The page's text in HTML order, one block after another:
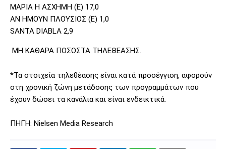
ΜΑΡΙΑ Η ΑΣΧΗΜΗ (Ε) 17,0
ΑΝ ΗΜΟΥΝ ΠΛΟΥΣΙΟΣ (Ε) 1,0
SANTA DIABLA 2,9
ΜΗ ΚΑΘΑΡΑ ΠΟΣΟΣΤΑ ΤΗΛΕΘΕΑΣΗΣ.
*Τα στοιχεία τηλεθέασης είναι κατά προσέγγιση, αφορούν
στη χρονική ζώνη μετάδοσης των προγραμμάτων που
έχουν δώσει τα κανάλια και είναι ενδεικτικά.
ΠΗΓΗ: Nielsen Media Research